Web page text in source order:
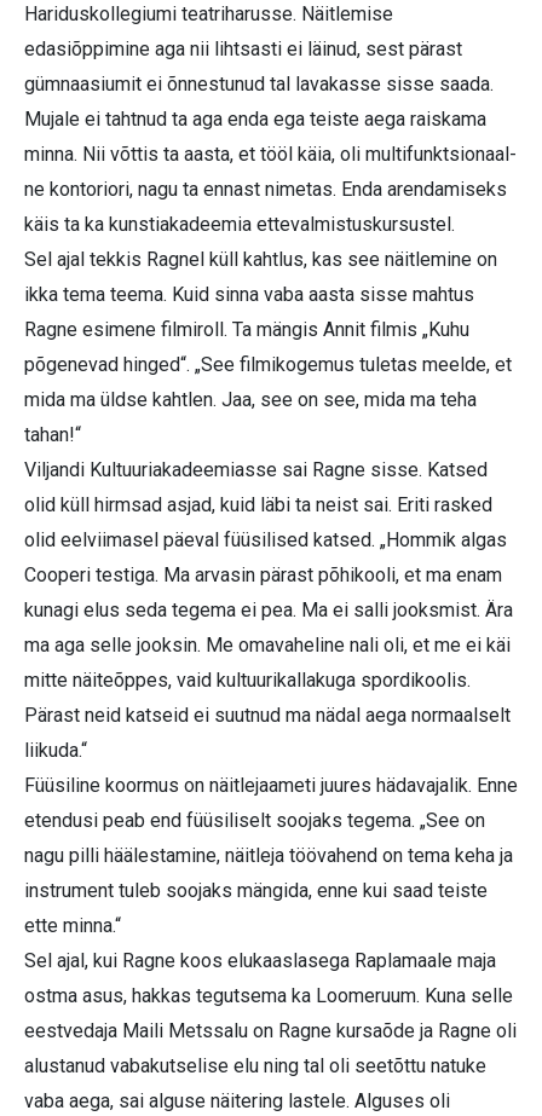
Hariduskollegiumi teatriharusse. Näitlemise
edasiõppimine aga nii lihtsasti ei läinud, sest pärast
gümnaasiumit ei õnnestunud tal lavakasse sisse saada.
Mujale ei tahtnud ta aga enda ega teiste aega raiskama
minna. Nii võttis ta aasta, et tööl käia, oli multifunktsionaal­
ne kontoriori, nagu ta ennast nimetas. Enda arendamiseks
käis ta ka kunstiakadeemia ettevalmistuskursustel.
Sel ajal tekkis Ragnel küll kahtlus, kas see näitlemine on
ikka tema teema. Kuid sinna vaba aasta sisse mahtus
Ragne esimene filmiroll. Ta mängis Annit filmis „Kuhu
põgenevad hinged“. „See filmikogemus tuletas meelde, et
mida ma üldse kahtlen. Jaa, see on see, mida ma teha
tahan!“
Viljandi Kultuuriakadeemiasse sai Ragne sisse. Katsed
olid küll hirmsad asjad, kuid läbi ta neist sai. Eriti rasked
olid eelviimasel päeval füüsilised katsed. „Hommik algas
Cooperi testiga. Ma arvasin pärast põhikooli, et ma enam
kunagi elus seda tegema ei pea. Ma ei salli jooksmist. Ära
ma aga selle jooksin. Me omavaheline nali oli, et me ei käi
mitte näiteõppes, vaid kultuurikallakuga spordikoolis.
Pärast neid katseid ei suutnud ma nädal aega normaalselt
liikuda.“
Füüsiline koormus on näitlejaameti juures hädavajalik. Enne
etendusi peab end füüsiliselt soojaks tegema. „See on
nagu pilli häälestamine, näitleja töövahend on tema keha ja
instrument tuleb soojaks mängida, enne kui saad teiste
ette minna.“
Sel ajal, kui Ragne koos elukaaslasega Raplamaale maja
ostma asus, hakkas tegutsema ka Loomeruum. Kuna selle
eestvedaja Maili Metssalu on Ragne kursaõde ja Ragne oli
alustanud vabakutselise elu ning tal oli seetõttu natuke
vaba aega, sai alguse näitering lastele. Alguses oli